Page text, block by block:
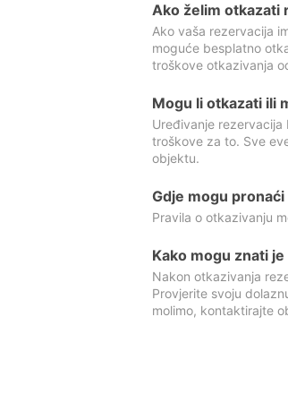
Ako želim otkazati
Ako vaša rezervacija
moguće besplatno
troškove otkazivanja
Mogu li otkazati ili
Uređivanje
troškove za to. Sve
objektu.
Gdje mogu
Pravila o otkazivanju
Kako mogu znati
Nakon otkazivanja
Provjerite svoju
molimo, kontaktirajte